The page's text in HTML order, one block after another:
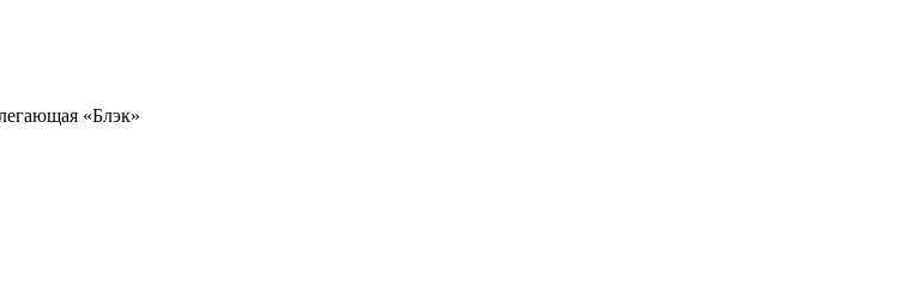
«Блэк»